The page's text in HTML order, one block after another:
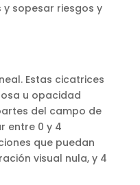
sopesar riesgos y
Estas cicatrices
u opacidad
del campo de
entre 0 y 4
que puedan
visual nula, y 4